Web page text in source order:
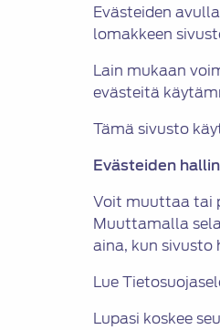
Evästeiden
lomakkeen
Lain mukaan
evästeitä
Tämä sivusto
Evästeiden
Voit muuttaa tai
Muuttamalla
aina, kun
Lue
Lupasi koskee